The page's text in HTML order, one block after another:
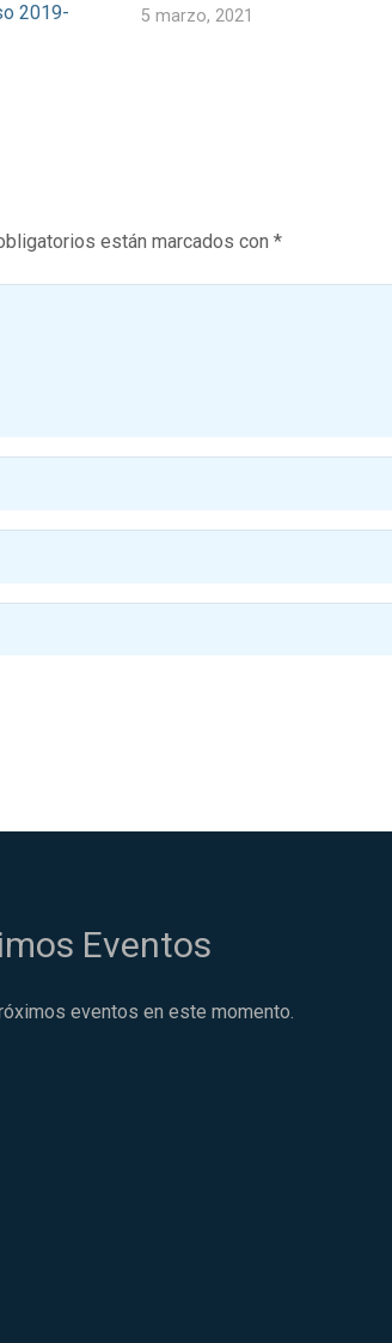
2019-
5 marzo, 2021
están marcados con *
Eventos
eventos en este momento.